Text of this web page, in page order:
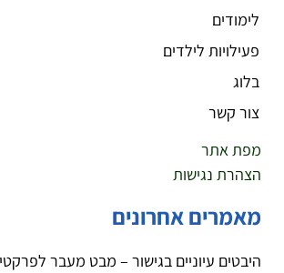
לימודים
פעילויות לילדים
בלוג
צור קשר
מפת אתר
הצהרת נגישות
מאמרים אחרונים
היבטים עיוניים בגישור – מבט מעבר